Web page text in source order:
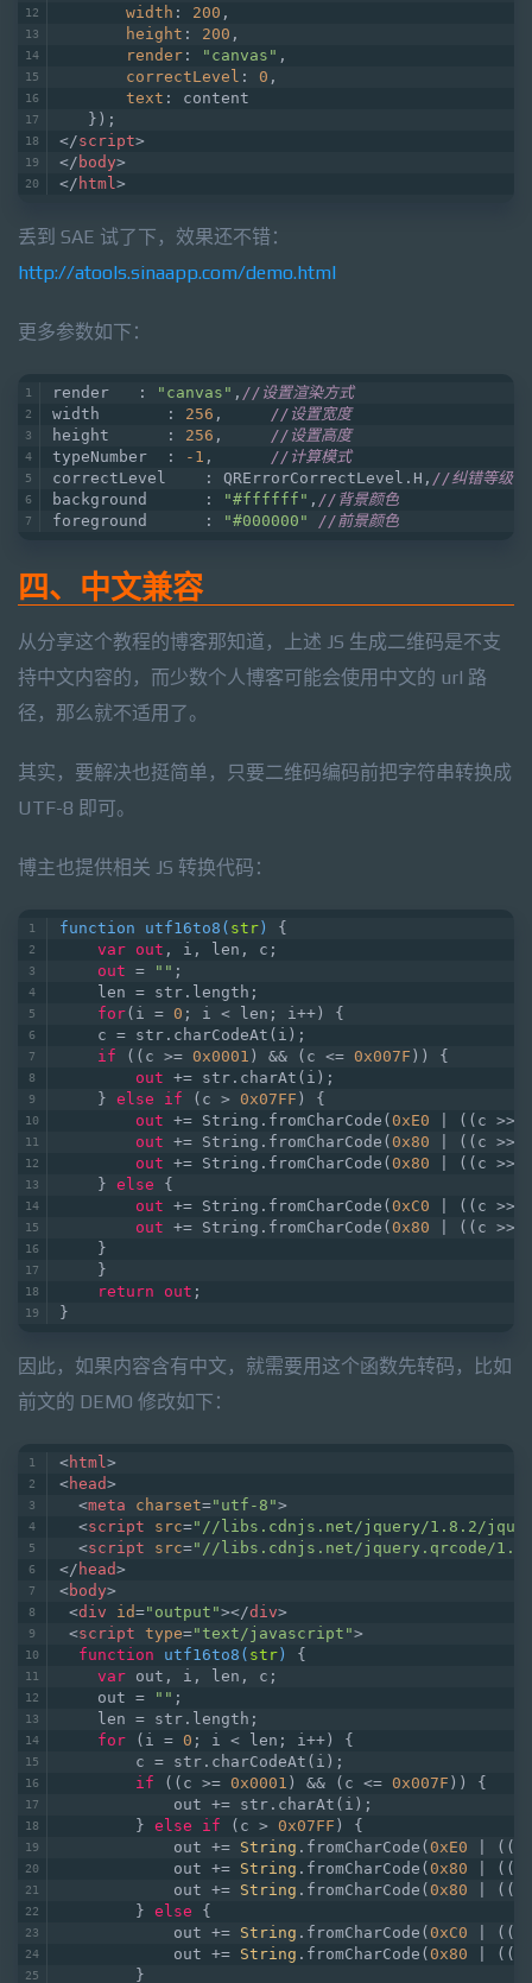
width : 200 ,
height : 200 ,
render : "canvas" ,
correctLevel : 0 ,
text : content
   });
</script>
</ body>
</ html>
丢到 SAE 试了下，效果还不错：
http://atools.sinaapp.com/demo.html
更多参数如下：
render   : "canvas" , //设置渲染方式
width       : 256 , //设置宽度
height      : 256 , //设置高度
typeNumber  :
-1 , //计算模式
correctLevel    : QRErrorCorrectLevel.H, //纠错等级
background      :
"#ffffff" , //背景颜色
foreground      :
"#000000" //前景颜色
四、中文兼容
从分享这个教程的博客那知道，上述 JS 生成二维码是不支
持中文内容的，而少数个人博客可能会使用中文的 url 路
径，那么就不适用了。
其实，要解决也挺简单，只要二维码编码前把字符串转换成
UTF-8 即可。
博主也提供相关 JS 转换代码：
function utf16to8 ( str )
{
var out , i, len, c;
out = "" ;
    len = str.length;
for(i = 0 ; i < len; i++) {
    c = str.charCodeAt(i);
if ((c >= 0x0001 ) && (c <= 0x007F )) {
out += str.charAt(i);
    }
else if (c > 0x07FF ) {
out += String.fromCharCode( 0xE0 | ((c >>
out += String.fromCharCode( 0x80 | ((c
out += String.fromCharCode( 0x80 | ((c
    }
else {
out += String.fromCharCode( 0xC0 | ((c
out += String.fromCharCode( 0x80 | ((c
    }
    }
return
out ;
}
因此，如果内容含有中文，就需要用这个函数先转码，比如
前文的 DEMO 修改如下：
<html >
<head>
<meta charset="utf-8">
<script src="//libs.cdnjs.net/jquery/1.8.2/
<script src="//libs.cdnjs.net/jquery.qrcode/
</ head>
<body>
<div id="output"></div>
<script type="text/javascript">
function
utf16to8 ( str ) {
var out, i, len, c;
    out =
"" ;
    len = str.length;
for (i = 0 ; i < len; i++) {
        c = str.charCodeAt(i);
if ((c >= 0x0001 ) && (c <= 0x007F )) {
            out += str.charAt(i);
        }
else if (c > 0x07FF ) {
            out +=
String .fromCharCode( 0xE0 | ((c
            out +=
String .fromCharCode( 0x80 | ((c
            out +=
String .fromCharCode( 0x80 | ((c
        }
else {
            out +=
String .fromCharCode( 0xC0 | ((c
            out +=
String .fromCharCode( 0x80 | ((c
        }